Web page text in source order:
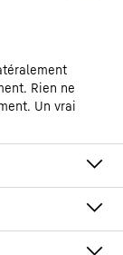
Rien ne
Un vrai